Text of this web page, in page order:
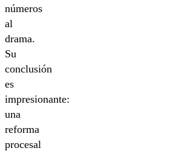
números
al
drama.
Su
conclusión
es
impresionante:
una
reforma
procesal